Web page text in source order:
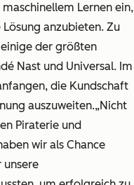
Lernen ein,
anzubieten. Zu
der größten
Nast und Universal. Im
die Kundschaft
auszuweiten.„Nicht
Piraterie und
wir als Chance
unsere